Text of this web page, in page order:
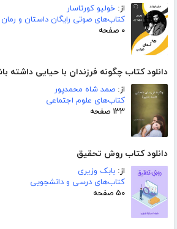
از: خولیو کورتاسار
کتاب‌های صوتی رایگان داستان و رمان
۰ صفحه
دانلود کتاب چگونه فرزندان با حیایی داشته
از: صمد شاه محمدپور
کتاب‌های علوم اجتماعی
۱۳۳ صفحه
دانلود کتاب روش تحقیق
از: بابک وزیری
کتاب‌های درسی و دانشجویی
۵۰ صفحه